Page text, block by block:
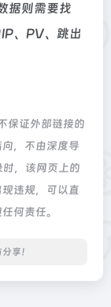
据则需要找
、PV、跳出
保证外部链接的
，不由深度导
，该网页上的
违规，可以直
何责任。
享！